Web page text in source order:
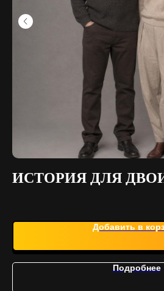
ИСТОРИЯ ДЛЯ
Добавить в
Подробнее